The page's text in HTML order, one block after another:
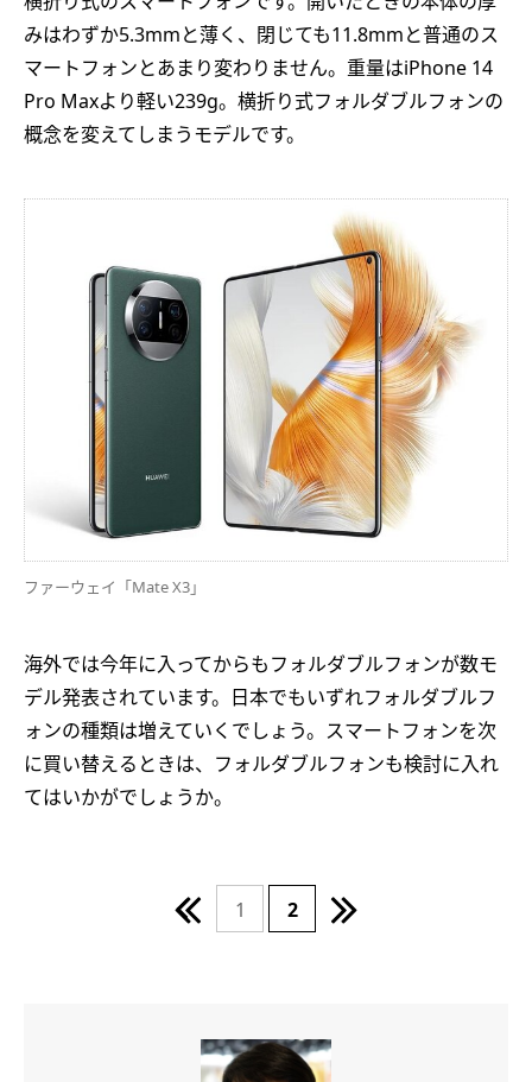
みはわずか5.3mmと薄く、閉じても11.8mmと普通のス
マートフォンとあまり変わりません。重量はiPhone 14
Pro Maxより軽い239g。横折り式フォルダブルフォンの
概念を変えてしまうモデルです。
ファーウェイ「Mate X3」
海外では今年に入ってからもフォルダブルフォンが数モ
デル発表されています。日本でもいずれフォルダブルフ
ォンの種類は増えていくでしょう。スマートフォンを次
に買い替えるときは、フォルダブルフォンも検討に入れ
てはいかがでしょうか。
1 2